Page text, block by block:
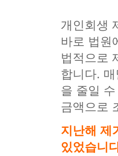
개인회생
바로 법원
법적으로
합니다.
을 줄일
금액으로
지난해 제
있었습니